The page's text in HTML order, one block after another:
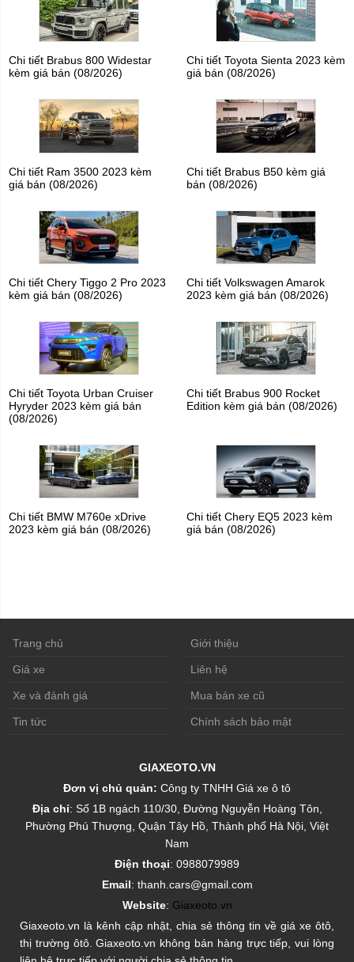
Chi tiết Brabus 800 Widestar
kèm giá bán (08/2026)
Chi tiết Toyota Sienta 2023 kèm
giá bán (08/2026)
Chi tiết Ram 3500 2023 kèm
giá bán (08/2026)
Chi tiết Brabus B50 kèm giá
bán (08/2026)
Chi tiết Chery Tiggo 2 Pro 2023
kèm giá bán (08/2026)
Chi tiết Volkswagen Amarok
2023 kèm giá bán (08/2026)
Chi tiết Toyota Urban Cruiser
Hyryder 2023 kèm giá bán
(08/2026)
Chi tiết Brabus 900 Rocket
Edition kèm giá bán (08/2026)
Chi tiết BMW M760e xDrive
2023 kèm giá bán (08/2026)
Chi tiết Chery EQ5 2023 kèm
giá bán (08/2026)
Trang chủ Giới thiệu
Giá xe Liên hệ
Xe và đánh giá Mua bán xe cũ
Tin tức Chính sách bảo mật
GIAXEOTO.VN
Đơn vị chủ quản: Công ty TNHH Giá xe ô tô
Địa chỉ: Số 1B ngách 110/30, Đường Nguyễn Hoàng Tôn,
Phường Phú Thượng, Quận Tây Hồ, Thành phố Hà Nội, Việt
Nam
Điện thoại: 0988079989
Email: thanh.cars@gmail.com
Website: Giaxeoto.vn
Giaxeoto.vn là kênh cập nhật, chia sẻ thông tin về giá xe ôtô,
thị trường ôtô. Giaxeoto.vn không bán hàng trực tiếp, vui lòng